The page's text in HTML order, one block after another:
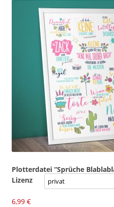
Plotterdatei “Sprüche
Lizenz
6,99 €